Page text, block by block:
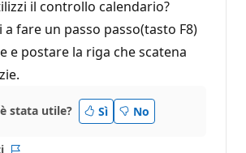
il controllo calendario?
fare un passo passo(tasto F8)
e postare la riga che scatena
stata utile? Sì No